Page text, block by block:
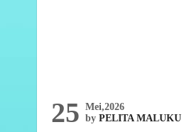
25 Mei,2026
by PELITA MALUKU